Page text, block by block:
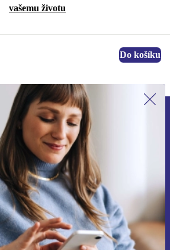
vašemu životu
Do košíku
se k odběru našich novinek a
400 Kč!
nepromeškej žádnou nabídku.
Chci voucher
údajů najdeš v našich
údajů.